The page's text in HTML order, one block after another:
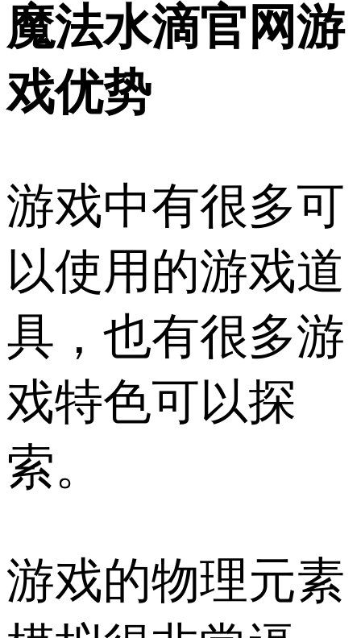
魔法水滴官网游
戏优势
游戏中有很多可
以使用的游戏道
具，也有很多游
戏特色可以探
索。
游戏的物理元素